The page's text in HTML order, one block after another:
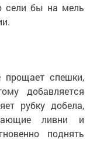
сели бы на мель
прощает спешки,
добавляется
рубку добела,
ливни и
поднять